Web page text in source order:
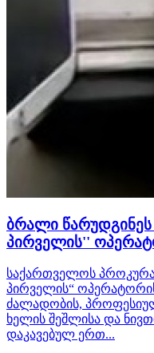
ბრალი
პირველის''
საქართველოს
პირველის“
ძალადობის,
ხელის შეშლისა და
დაკავებულ ერთ...